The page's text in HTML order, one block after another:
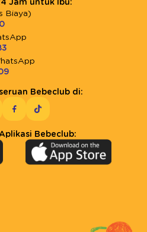
Jam untuk Ibu:
Biaya)
Bebeclub di:
Bebeclub: